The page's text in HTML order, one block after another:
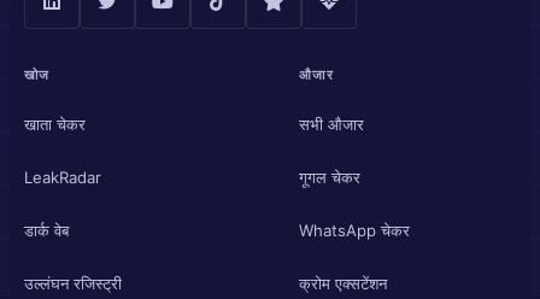
खोज
खाता चेकर
LeakRadar
डार्क वेब
उल्लंघन रजिस्ट्री
औजार
सभी औजार
गूगल चेकर
WhatsApp चेकर
क्रोम एक्सटेंशन